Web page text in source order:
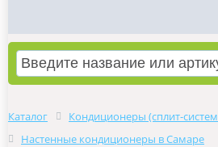
Каталог
Кондиционеры (сплит-
Настенные кондиционеры в Самаре